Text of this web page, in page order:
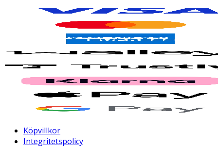
Köpvillkor
Integritetspolicy